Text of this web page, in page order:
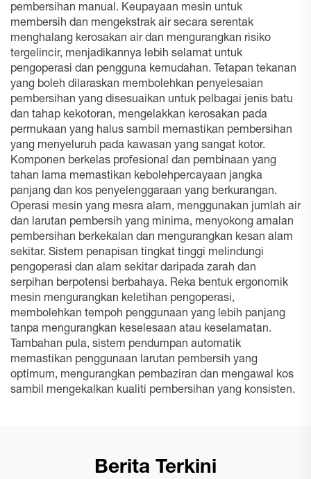
pembersihan manual. Keupayaan mesin untuk
membersih dan mengekstrak air secara serentak
menghalang kerosakan air dan mengurangkan risiko
tergelincir, menjadikannya lebih selamat untuk
pengoperasi dan pengguna kemudahan. Tetapan tekanan
yang boleh dilaraskan membolehkan penyelesaian
pembersihan yang disesuaikan untuk pelbagai jenis batu
dan tahap kekotoran, mengelakkan kerosakan pada
permukaan yang halus sambil memastikan pembersihan
yang menyeluruh pada kawasan yang sangat kotor.
Komponen berkelas profesional dan pembinaan yang
tahan lama memastikan kebolehpercayaan jangka
panjang dan kos penyelenggaraan yang berkurangan.
Operasi mesin yang mesra alam, menggunakan jumlah air
dan larutan pembersih yang minima, menyokong amalan
pembersihan berkekalan dan mengurangkan kesan alam
sekitar. Sistem penapisan tingkat tinggi melindungi
pengoperasi dan alam sekitar daripada zarah dan
serpihan berpotensi berbahaya. Reka bentuk ergonomik
mesin mengurangkan keletihan pengoperasi,
membolehkan tempoh penggunaan yang lebih panjang
tanpa mengurangkan keselesaan atau keselamatan.
Tambahan pula, sistem pendumpan automatik
memastikan penggunaan larutan pembersih yang
optimum, mengurangkan pembaziran dan mengawal kos
sambil mengekalkan kualiti pembersihan yang konsisten.
Berita Terkini